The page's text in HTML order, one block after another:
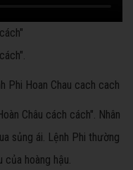
Châu cách cách". Nhân
sủng ái. Lệnh Phi thường
hoàng hậu.